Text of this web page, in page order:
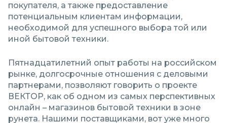
покупателя, а также предоставление
потенциальным клиентам информации,
необходимой для успешного выбора той или
иной бытовой техники.
Пятнадцатилетний опыт работы на российском
рынке, долгосрочные отношения с деловыми
партнерами, позволяют говорить о проекте
ВЕКТОР, как об одном из самых перспективных
онлайн – магазинов бытовой техники в зоне
рунета. Нашими поставщиками, вот уже много